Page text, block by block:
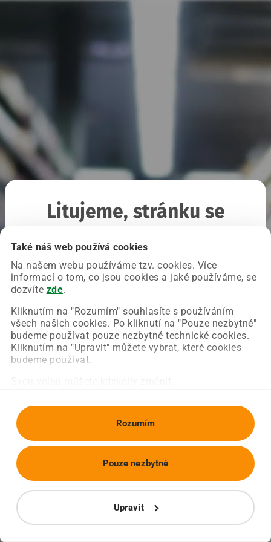
Také náš web používá cookies
Na našem webu používáme tzv. cookies. Více
informací o tom, co jsou cookies a jaké používáme, se
dozvíte zde.
Kliknutím na "Rozumím" souhlasíte s používáním
všech našich cookies. Po kliknutí na "Pouze nezbytné"
budeme používat pouze nezbytné technické cookies.
Kliknutím na "Upravit" můžete vybrat, které cookies
budeme používat.
Rozumím
Upravit
Pouze nezbytné
Litujeme, stránku se
Chyba nastala na naší straně a už ji opravujeme.
Zkuste prosím znovu načíst požadovanou stránku.
Obnovit stránku Úvodní strana